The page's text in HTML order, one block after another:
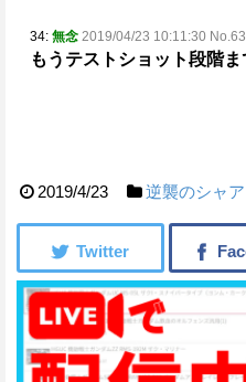
34: 無念 2019/04/23 10:11:30
もうテストショット段階
2019/4/23 逆襲のシャア